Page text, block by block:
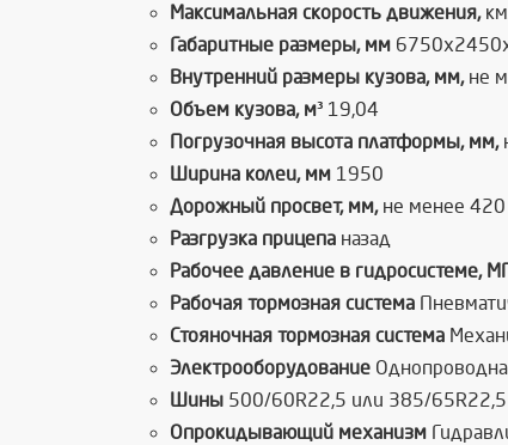
Максимальная скорость движения,
Габаритные размеры, мм
Внутренний размеры кузова, мм,не
Объем кузова, м³ 19,04
Погрузочная высота платформы, мм,
Ширина колеи, мм 1950
Дорожный просвет, мм,не менее 420
Разгрузка прицепа назад
Рабочее давление в гидросистеме,
Рабочая тормозная система
Стояночная тормозная система
Электрооборудование
Шины 500/60R22,5 или 385/65R22,5
Опрокидывающий механизм